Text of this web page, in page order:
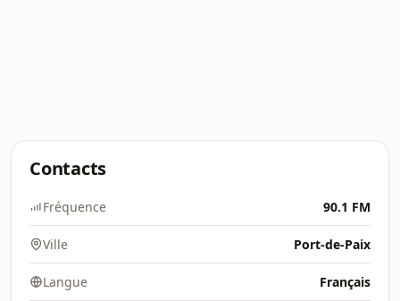
Contacts
Fréquence 90.1 FM
Ville Port-de-Paix
Langue Français